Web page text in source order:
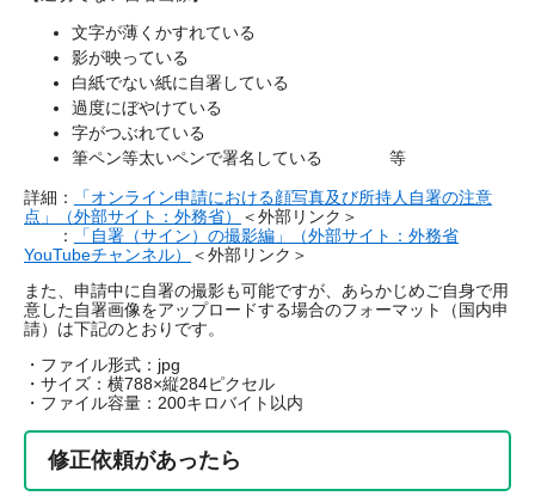
文字が薄くかすれている
影が映っている
白紙でない紙に自署している
過度にぼやけている
字がつぶれている
筆ペン等太いペンで署名している 等
詳細：
「オンライン申請における顔写真及び所持人自署の注意
点」（外部サイト：外務省）
＜外部リンク＞
：
「自署（サイン）の撮影編」（外部サイト：外務省
YouTubeチャンネル）
＜外部リンク＞
また、申請中に自署の撮影も可能ですが、あらかじめご自身で用
意した自署画像をアップロードする場合のフォーマット（国内申
請）は下記のとおりです。
・ファイル形式：jpg
・サイズ：横788×縦284ピクセル
・ファイル容量：200キロバイト以内
修正依頼があったら